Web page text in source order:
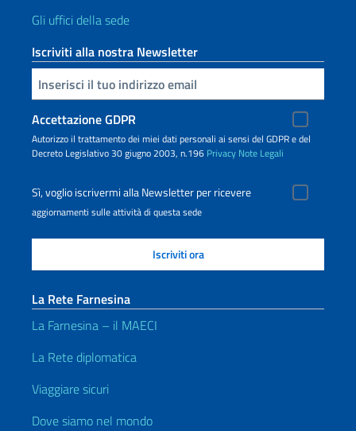
Gli uffici della sede
Iscriviti alla nostra Newsletter
Inserisci la tua email
Accettazione GDPR
Autorizzo il trattamento dei miei dati personali ai sensi del GDPR e del
Decreto Legislativo 30 giugno 2003, n.196 Privacy Note Legali
Sì, voglio iscrivermi alla Newsletter per ricevere
aggiornamenti sulle attività di questa sede
La Rete Farnesina
La Farnesina – il MAECI
La Rete diplomatica
Viaggiare sicuri
Dove siamo nel mondo